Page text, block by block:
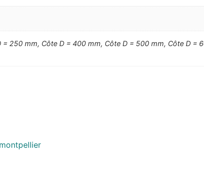
250 mm, Côte D = 400 mm, Côte D = 500 mm, Côte D =